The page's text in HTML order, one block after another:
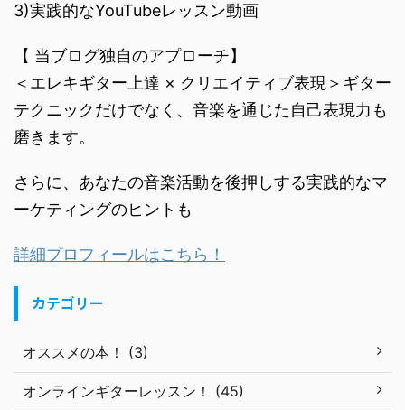
3)実践的なYouTubeレッスン動画
【 当ブログ独自のアプローチ】
＜エレキギター上達 × クリエイティブ表現＞ギター
テクニックだけでなく、音楽を通じた自己表現力も
磨きます。
さらに、あなたの音楽活動を後押しする実践的なマ
ーケティングのヒントも
詳細プロフィールはこちら！
カテゴリー
オススメの本！ (3)
オンラインギターレッスン！ (45)